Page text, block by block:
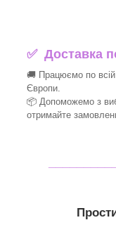
✅Доставка
🚚 Працюємо по всій
Європи.
📦 Допоможемо з
отримайте